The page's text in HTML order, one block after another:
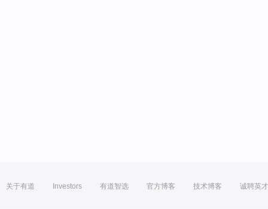
关于有道 Investors 有道智选 官方博客 技术博客 诚聘英才